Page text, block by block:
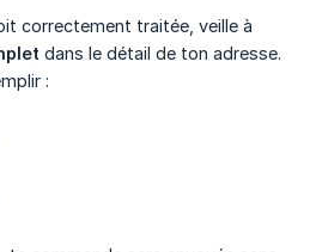
correctement traitée, veille à
dans le détail de ton adresse.
: